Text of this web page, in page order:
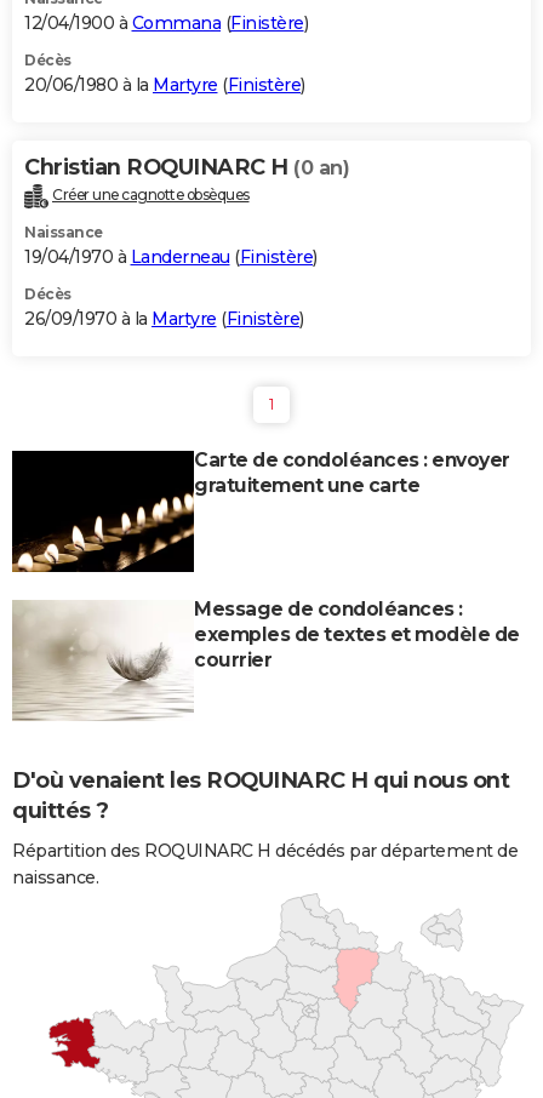
12/04/1900 à Commana (Finistère)
Décès
20/06/1980 à la Martyre (Finistère)
Christian ROQUINARC H (0 an)
Créer une cagnotte obsèques
Naissance
19/04/1970 à Landerneau (Finistère)
Décès
26/09/1970 à la Martyre (Finistère)
1
Carte de condoléances : envoyer
gratuitement une carte
Message de condoléances :
exemples de textes et modèle de
courrier
D'où venaient les ROQUINARC H qui nous ont
quittés ?
Répartition des ROQUINARC H décédés par département de
naissance.